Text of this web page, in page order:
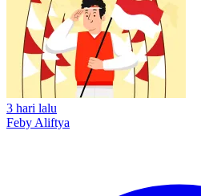
3 hari lalu
Feby Aliftya